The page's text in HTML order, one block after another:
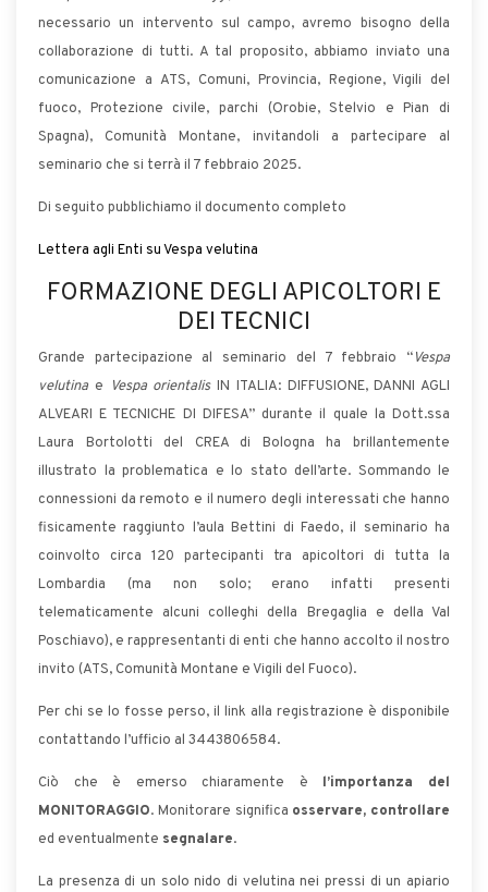
necessario un intervento sul campo, avremo bisogno della
collaborazione di tutti. A tal proposito, abbiamo inviato una
comunicazione a ATS, Comuni, Provincia, Regione, Vigili del
fuoco, Protezione civile, parchi (Orobie, Stelvio e Pian di
Spagna), Comunità Montane, invitandoli a partecipare al
seminario che si terrà il 7 febbraio 2025.
Di seguito pubblichiamo il documento completo
Lettera agli Enti su Vespa velutina
FORMAZIONE DEGLI APICOLTORI E
DEI TECNICI
Grande partecipazione al seminario del 7 febbraio “Vespa
velutina e Vespa orientalisIN ITALIA: DIFFUSIONE, DANNI AGLI
ALVEARI E TECNICHE DI DIFESA” durante il quale la Dott.ssa
Laura Bortolotti del CREA di Bologna ha brillantemente
illustrato la problematica e lo stato dell’arte. Sommando le
connessioni da remoto e il numero degli interessati che hanno
fisicamente raggiunto l’aula Bettini di Faedo, il seminario ha
coinvolto circa 120 partecipanti tra apicoltori di tutta la
Lombardia (ma non solo; erano infatti presenti
telematicamente alcuni colleghi della Bregaglia e della Val
Poschiavo), e rappresentanti di enti che hanno accolto il nostro
invito (ATS, Comunità Montane e Vigili del Fuoco).
Per chi se lo fosse perso, il link alla registrazione è disponibile
contattando l’ufficio al 3443806584.
Ciò che è emerso chiaramente è l’importanza del
MONITORAGGIO. Monitorare significa osservare, controllare
ed eventualmente segnalare.
La presenza di un solo nido di velutina nei pressi di un apiario